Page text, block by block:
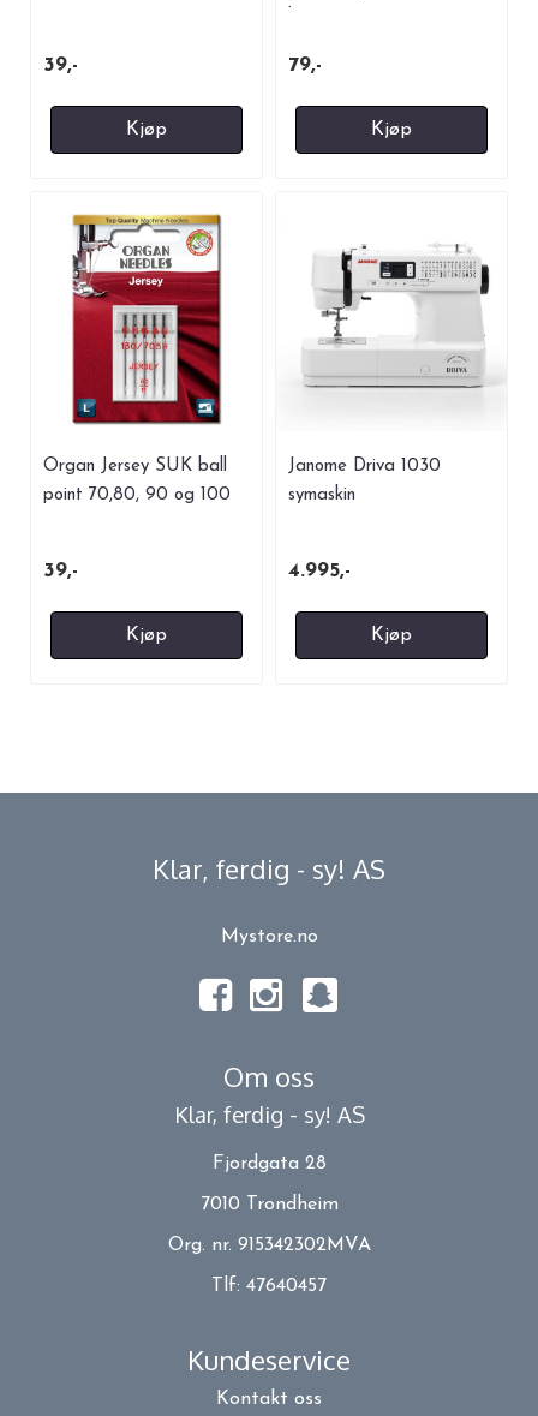
39,-
Kjøp
79,-
Kjøp
Organ Jersey SUK ball
point 70,80, 90 og 100
39,-
Kjøp
Janome Driva 1030
symaskin
4.995,-
Kjøp
Klar, ferdig - sy! AS
Mystore.no
Om oss
Klar, ferdig - sy! AS
Fjordgata 28
7010 Trondheim
Org. nr. 915342302MVA
Tlf: 47640457
Kundeservice
Kontakt oss